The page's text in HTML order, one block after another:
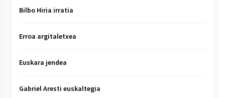
Bilbo Hiria irratia
Erroa argitaletxea
Euskara jendea
Gabriel Aresti euskaltegia